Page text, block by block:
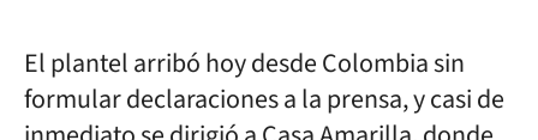
El plantel arribó hoy desde Colombia sin
formular declaraciones a la prensa, y casi de